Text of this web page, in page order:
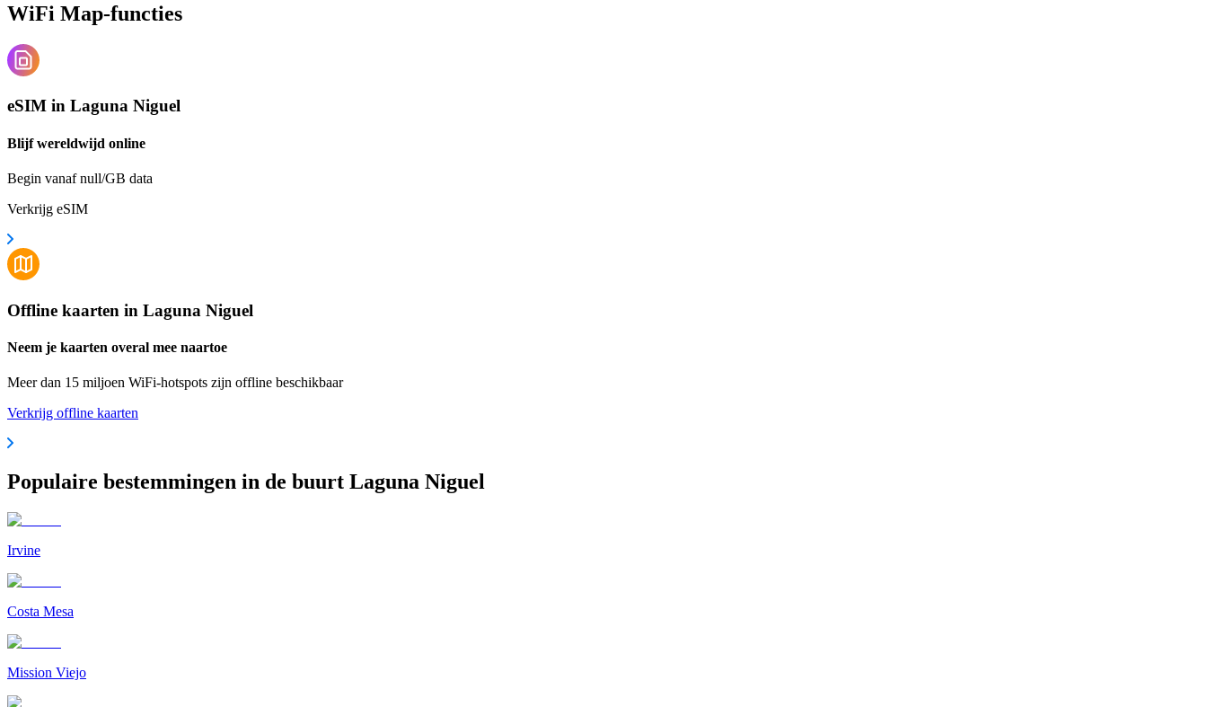
WiFi Map-functies
eSIM in Laguna Niguel
Blijf wereldwijd online
Begin vanaf null/GB data
Verkrijg eSIM
Offline kaarten in Laguna Niguel
Neem je kaarten overal mee naartoe
Meer dan 15 miljoen WiFi-hotspots zijn offline beschikbaar
Verkrijg offline kaarten
Populaire bestemmingen in de buurt Laguna Niguel
Irvine
Costa Mesa
Mission Viejo